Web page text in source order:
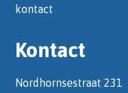
kontact
Kontact
Nordhornsestraat 231